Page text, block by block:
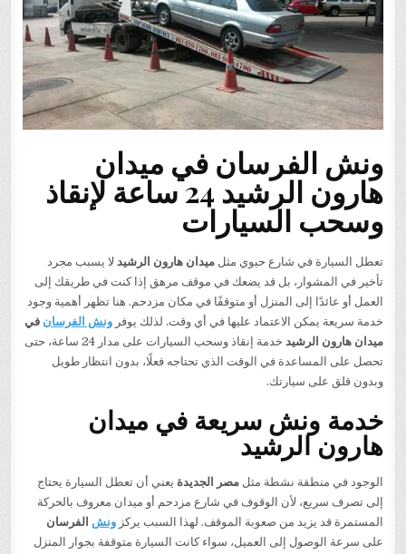
ونش الفرسان في ميدان
هارون الرشيد 24 ساعة لإنقاذ
وسحب السيارات
تعطل السيارة في شارع حيوي مثلميدان هارون الرشيد لا يسبب مجرد
تأخير في المشوار، بل قد يضعك في موقف مرهق إذا كنت في طريقك إلى
العمل أو عائدًا إلى المنزل أو متوقفًا في مكان مزدحم. هنا تظهر أهمية وجود
خدمة سريعة يمكن الاعتماد عليها في أي وقت. لذلك يوفرونش الفرسان في
ميدان هارون الرشيد
خدمة إنقاذ وسحب السيارات على مدار 24 ساعة، حتى
تحصل على المساعدة في الوقت الذي تحتاجه فعلًا، بدون انتظار طويل
وبدون قلق على سيارتك.
خدمة ونش سريعة في ميدان
هارون الرشيد
الوجود في منطقة نشطة مثلمصر الجديدة يعني أن تعطل السيارة يحتاج
إلى تصرف سريع، لأن الوقوف في شارع مزدحم أو ميدان معروف بالحركة
المستمرة قد يزيد من صعوبة الموقف. لهذا السبب يركزونش الفرسان
على سرعة الوصول إلى العميل، سواء كانت السيارة متوقفة بجوار المنزل